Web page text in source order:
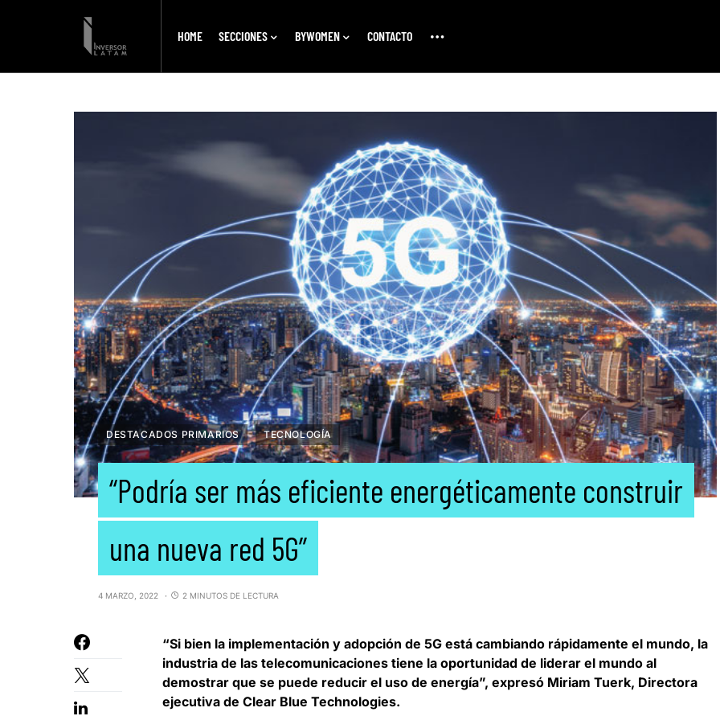
HOME SECCIONES BYWOMEN CONTACTO
DESTACADOS PRIMARIOS TECNOLOGÍA
“Podría ser más eficiente energéticamente construir
una nueva red 5G”
4 MARZO, 2022 2 MINUTOS DE LECTURA
“Si bien la implementación y adopción de 5G está cambiando rápidamente el mundo, la
industria de las telecomunicaciones tiene la oportunidad de liderar el mundo al
demostrar que se puede reducir el uso de energía”, expresó Miriam Tuerk, Directora
ejecutiva de Clear Blue Technologies.